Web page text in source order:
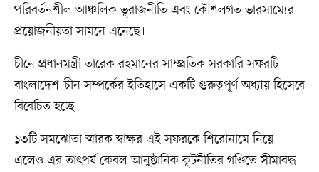
পরিবর্তনশীল আঞ্চলিক ভূরাজনীতি এবং কৌশলগত ভারসাম্যের
প্রয়োজনীয়তা সামনে এনেছে।
চীনে প্রধানমন্ত্রী তারেক রহমানের সাম্প্রতিক সরকারি সফরটি
বাংলাদেশ-চীন সম্পর্কের ইতিহাসে একটি গুরুত্বপূর্ণ অধ্যায় হিসেবে
বিবেচিত হচ্ছে।
১৩টি সমঝোতা স্মারক স্বাক্ষর এই সফরকে শিরোনামে নিয়ে
এলেও এর তাৎপর্য কেবল আনুষ্ঠানিক কূটনীতির গণ্ডিতে সীমাবদ্ধ